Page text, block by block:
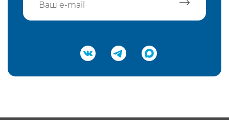
Подтвердить e-mail